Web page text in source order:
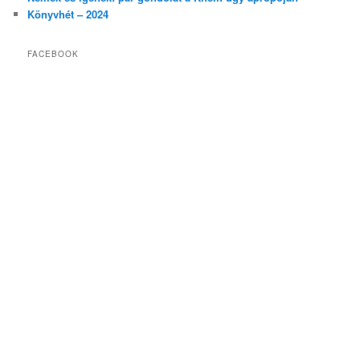
Könyvhét – 2024
FACEBOOK